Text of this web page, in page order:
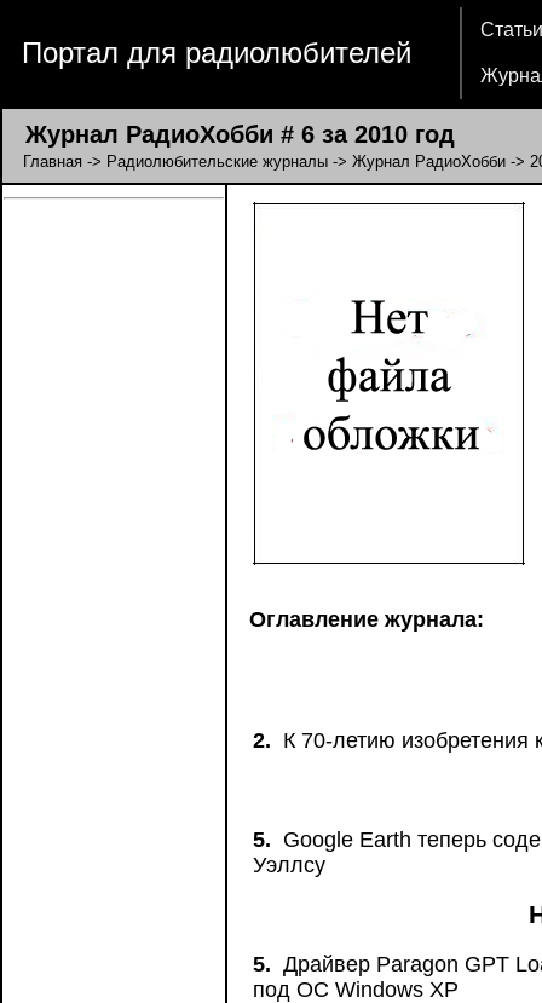
Портал для радиолюбителей
Статьи
Журнал РадиоХобби # 6 за 2010 год
Главная -> Радиолюбительские журналы -> Журнал РадиоХобби ->
Оглавление журнала:
2. К 70-летию изобретения
5. Google Earth теперь
Уэллсу
5. Драйвер Paragon GPT
под ОС Windows XP